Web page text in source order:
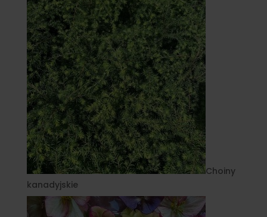
Choiny
kanadyjskie